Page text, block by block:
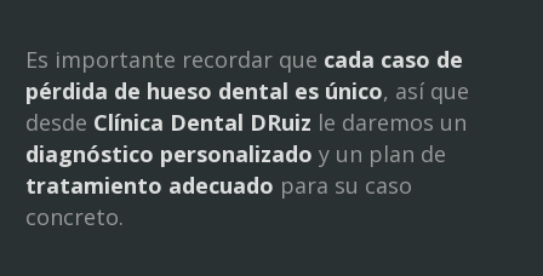
Es importante recordar que cada caso de
pérdida de hueso dental es único, así que
desde Clínica Dental DRuiz le daremos un
diagnóstico personalizado y un plan de
tratamiento adecuado para su caso
concreto.